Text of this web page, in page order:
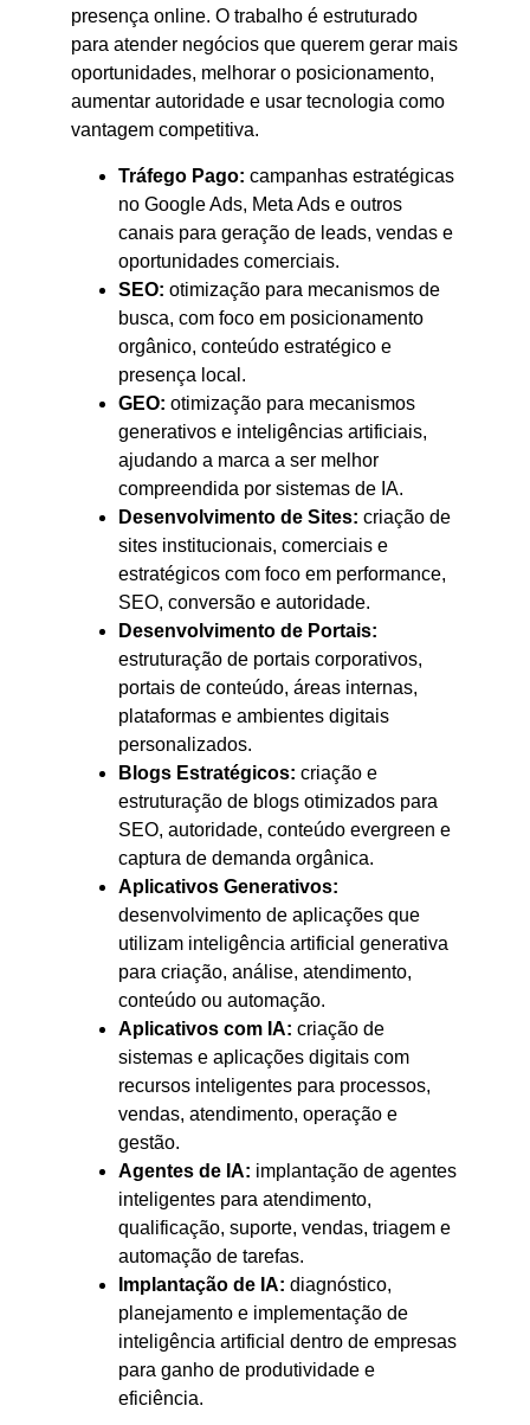
presença online. O trabalho é estruturado
para atender negócios que querem gerar mais
oportunidades, melhorar o posicionamento,
aumentar autoridade e usar tecnologia como
vantagem competitiva.
Tráfego Pago: campanhas estratégicas
no Google Ads, Meta Ads e outros
canais para geração de leads, vendas e
oportunidades comerciais.
SEO: otimização para mecanismos de
busca, com foco em posicionamento
orgânico, conteúdo estratégico e
presença local.
GEO: otimização para mecanismos
generativos e inteligências artificiais,
ajudando a marca a ser melhor
compreendida por sistemas de IA.
Desenvolvimento de Sites: criação de
sites institucionais, comerciais e
estratégicos com foco em performance,
SEO, conversão e autoridade.
Desenvolvimento de Portais:
estruturação de portais corporativos,
portais de conteúdo, áreas internas,
plataformas e ambientes digitais
personalizados.
Blogs Estratégicos: criação e
estruturação de blogs otimizados para
SEO, autoridade, conteúdo evergreen e
captura de demanda orgânica.
Aplicativos Generativos:
desenvolvimento de aplicações que
utilizam inteligência artificial generativa
para criação, análise, atendimento,
conteúdo ou automação.
Aplicativos com IA: criação de
sistemas e aplicações digitais com
recursos inteligentes para processos,
vendas, atendimento, operação e
gestão.
Agentes de IA: implantação de agentes
inteligentes para atendimento,
qualificação, suporte, vendas, triagem e
automação de tarefas.
Implantação de IA: diagnóstico,
planejamento e implementação de
inteligência artificial dentro de empresas
para ganho de produtividade e
eficiência.